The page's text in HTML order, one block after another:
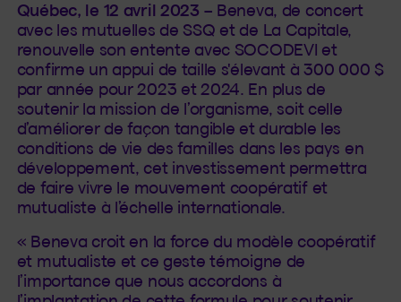
Québec, le 12 avril 2023 – Beneva, de concert
avec les mutuelles de SSQ et de La Capitale,
renouvelle son entente avec SOCODEVI et
confirme un appui de taille s'élevant à 300 000 $
par année pour 2023 et 2024. En plus de
soutenir la mission de l’organisme, soit celle
d’améliorer de façon tangible et durable les
conditions de vie des familles dans les pays en
développement, cet investissement permettra
de faire vivre le mouvement coopératif et
mutualiste à l’échelle internationale.
« Beneva croit en la force du modèle coopératif
et mutualiste et ce geste témoigne de
l’importance que nous accordons à